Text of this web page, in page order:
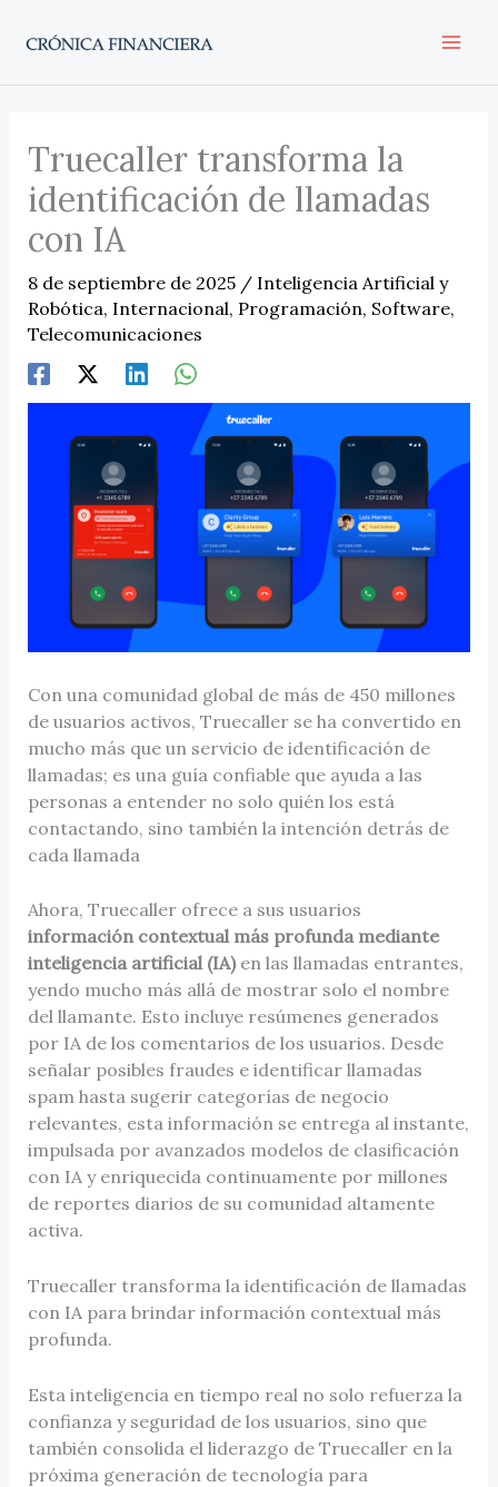
Truecaller transforma la
identificación de llamadas
con IA
8 de septiembre de 2025 / Inteligencia Artificial y
Robótica, Internacional, Programación, Software,
Telecomunicaciones
Con una comunidad global de más de 450 millones
de usuarios activos, Truecaller se ha convertido en
mucho más que un servicio de identificación de
llamadas; es una guía confiable que ayuda a las
personas a entender no solo quién los está
contactando, sino también la intención detrás de
cada llamada
Ahora, Truecaller ofrece a sus usuarios
información contextual más profunda mediante
inteligencia artificial (IA)en las llamadas entrantes,
yendo mucho más allá de mostrar solo el nombre
del llamante. Esto incluye resúmenes generados
por IA de los comentarios de los usuarios. Desde
señalar posibles fraudes e identificar llamadas
spam hasta sugerir categorías de negocio
relevantes, esta información se entrega al instante,
impulsada por avanzados modelos de clasificación
con IA y enriquecida continuamente por millones
de reportes diarios de su comunidad altamente
activa.
Truecaller transforma la identificación de llamadas
con IA para brindar información contextual más
profunda.
Esta inteligencia en tiempo real no solo refuerza la
confianza y seguridad de los usuarios, sino que
también consolida el liderazgo de Truecaller en la
próxima generación de tecnología para